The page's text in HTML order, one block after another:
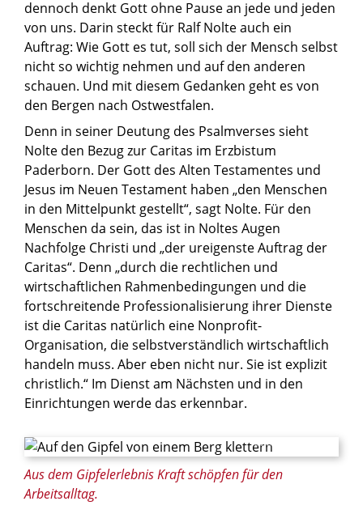
© everst / Shutterstock.com
Aus dem Gipfelerlebnis Kraft schöpfen für den
Arbeitsalltag.
dennoch denkt Gott ohne Pause an jede und jeden
von uns. Darin steckt für Ralf Nolte auch ein
Auftrag: Wie Gott es tut, soll sich der Mensch selbst
nicht so wichtig nehmen und auf den anderen
schauen. Und mit diesem Gedanken geht es von
den Bergen nach Ostwestfalen.
Denn in seiner Deutung des Psalmverses sieht
Nolte den Bezug zur Caritas im Erzbistum
Paderborn. Der Gott des Alten Testamentes und
Jesus im Neuen Testament haben „den Menschen
in den Mittelpunkt gestellt“, sagt Nolte. Für den
Menschen da sein, das ist in Noltes Augen
Nachfolge Christi und „der ureigenste Auftrag der
Caritas“. Denn „durch die rechtlichen und
wirtschaftlichen Rahmenbedingungen und die
fortschreitende Professionalisierung ihrer Dienste
ist die Caritas natürlich eine Nonprofit-
Organisation, die selbstverständlich wirtschaftlich
handeln muss. Aber eben nicht nur. Sie ist explizit
christlich.“ Im Dienst am Nächsten und in den
Einrichtungen werde das erkennbar.